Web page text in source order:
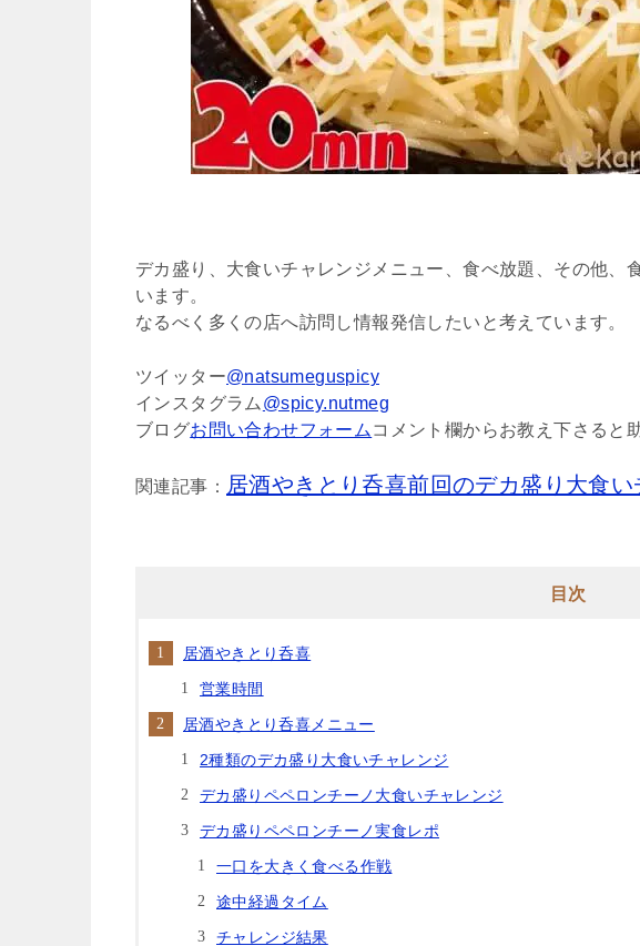
デカ盛り、大食いチャレンジメニュー、食べ放題、その他、
います。
なるべく多くの店へ訪問し情報発信したいと考えています。
ツイッター@natsumeguspicy
インスタグラム @spicy.nutmeg
ブログお問い合わせフォーム コメント欄からお教え下さると
関連記事： 居酒やきとり呑喜前回のデカ盛り大食
目次
居酒やきとり呑喜
営業時間
居酒やきとり呑喜メニュー
2種類のデカ盛り大食いチャレンジ
デカ盛りペペロンチーノ大食いチャレンジ
デカ盛りペペロンチーノ実食レポ
一口を大きく食べる作戦
途中経過タイム
チャレンジ結果